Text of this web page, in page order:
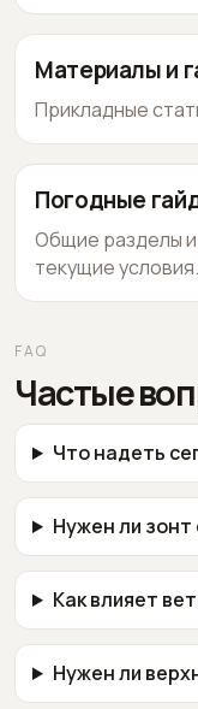
Материалы и
Прикладные
Погодные
Общие разделы
текущие условия.
FAQ
Частые
Что надеть
Нужен ли зонт
Как влияет
Нужен ли